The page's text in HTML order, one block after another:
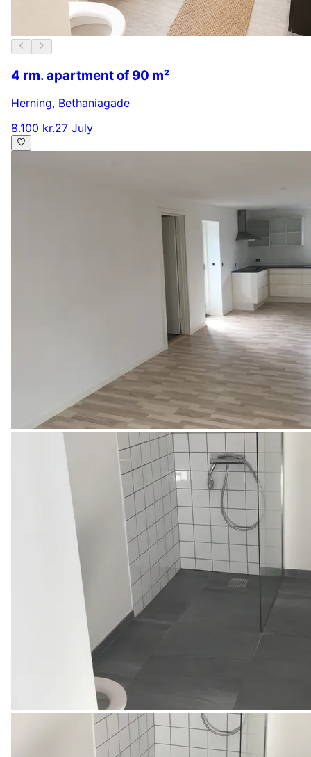
4 rm. apartment of 90 m²
Herning, Bethaniagade
8.100 kr.27 July